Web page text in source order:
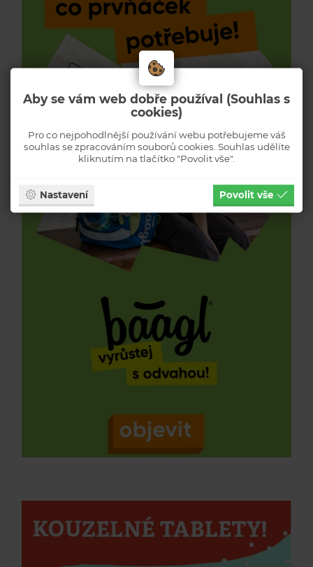
Aby se vám web dobře používal (Souhlas s
cookies)
Pro co nejpohodlnější používání webu potřebujeme váš
souhlas se zpracováním souborů cookies. Souhlas udělíte
kliknutím na tlačítko "Povolit vše".
Nastavení Povolit vše